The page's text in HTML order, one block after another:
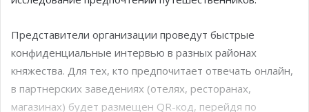
Представители организации проведут быстрые
конфиденциальные интервью в разных районах
княжества. Для тех, кто предпочитает отвечать онлайн,
в партнерских заведениях (отелях, ресторанах,
магазинах) будет размещен QR-код, перейдя по